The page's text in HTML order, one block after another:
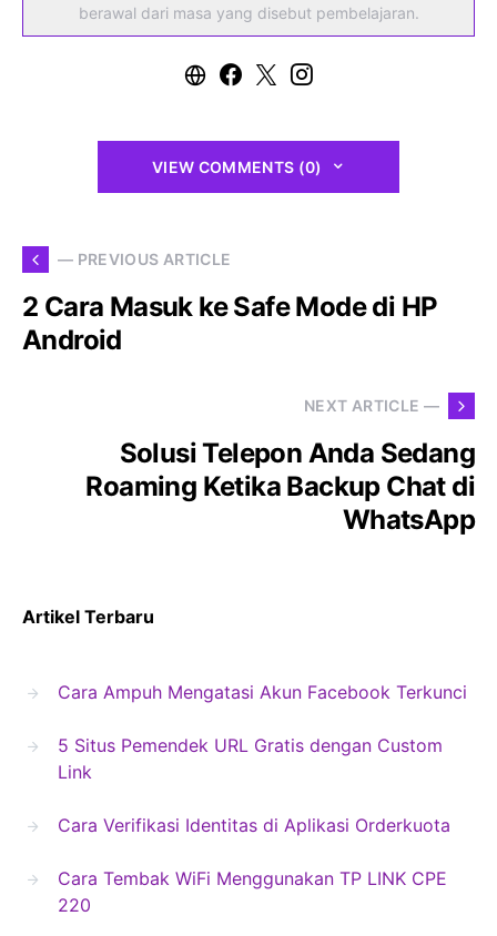
berawal dari masa yang disebut pembelajaran.
VIEW COMMENTS (0)
— PREVIOUS ARTICLE
2 Cara Masuk ke Safe Mode di HP
Android
NEXT ARTICLE —
Solusi Telepon Anda Sedang
Roaming Ketika Backup Chat di
WhatsApp
Artikel Terbaru
Cara Ampuh Mengatasi Akun Facebook Terkunci
5 Situs Pemendek URL Gratis dengan Custom
Link
Cara Verifikasi Identitas di Aplikasi Orderkuota
Cara Tembak WiFi Menggunakan TP LINK CPE
220